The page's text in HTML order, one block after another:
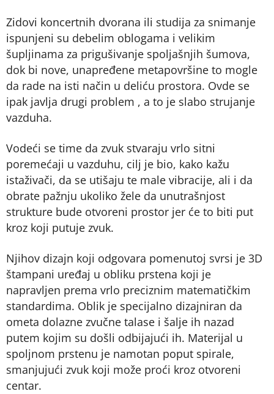
Zidovi koncertnih dvorana ili studija za snimanje
ispunjeni su debelim oblogama i velikim
šupljinama za prigušivanje spoljašnjih šumova,
dok bi nove, unapređene metapovršine to mogle
da rade na isti način u deliću prostora. Ovde se
ipak javlja drugi problem , a to je slabo strujanje
vazduha.
Vodeći se time da zvuk stvaraju vrlo sitni
poremećaji u vazduhu, cilj je bio, kako kažu
istaživači, da se utišaju te male vibracije, ali i da
obrate pažnju ukoliko žele da unutrašnjost
strukture bude otvoreni prostor jer će to biti put
kroz koji putuje zvuk.
Njihov dizajn koji odgovara pomenutoj svrsi je 3D
štampani uređaj u obliku prstena koji je
napravljen prema vrlo preciznim matematičkim
standardima. Oblik je specijalno dizajniran da
ometa dolazne zvučne talase i šalje ih nazad
putem kojim su došli odbijajući ih. Materijal u
spoljnom prstenu je namotan poput spirale,
smanjujući zvuk koji može proći kroz otvoreni
centar.